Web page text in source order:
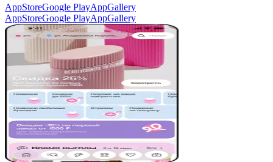
AppStoreGoogle PlayAppGallery
AppStoreGoogle PlayAppGallery